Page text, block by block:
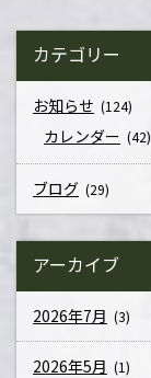
カテゴリー
お知らせ (124)
カレンダー (42)
ブログ (29)
アーカイブ
2026年7月 (3)
2026年5月 (1)